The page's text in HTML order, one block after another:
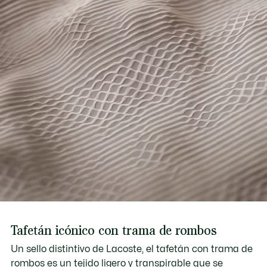
Tafetán icónico con trama de rombos
Un sello distintivo de Lacoste, el tafetán con trama de
rombos es un tejido ligero y transpirable que se